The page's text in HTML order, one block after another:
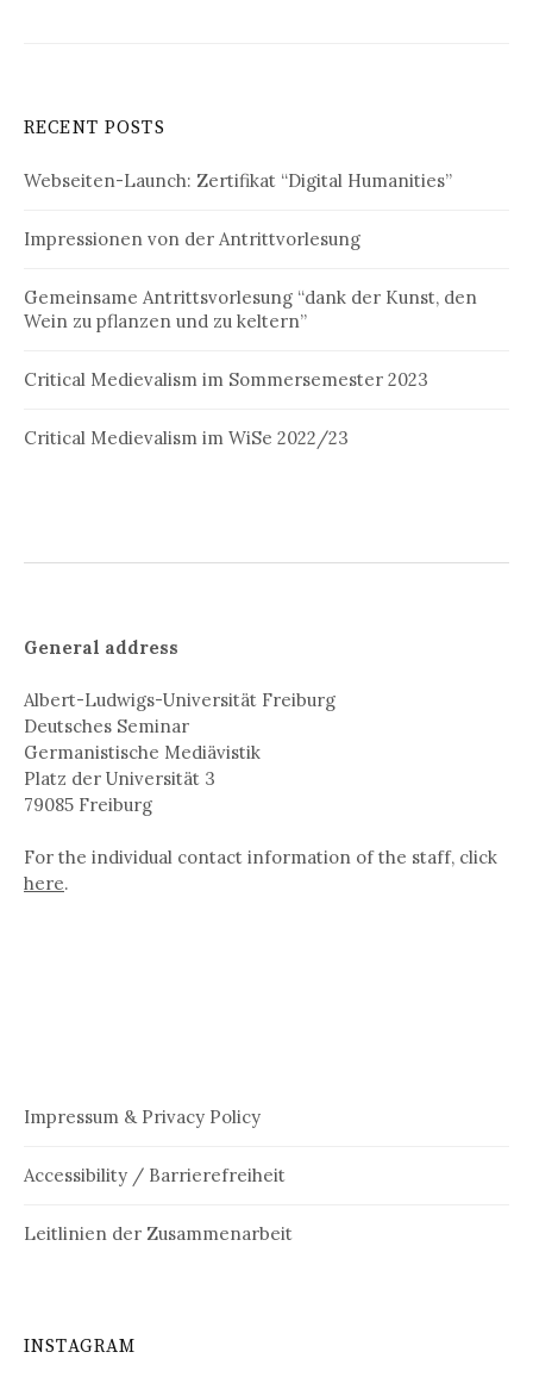
RECENT POSTS
Webseiten-Launch: Zertifikat “Digital Humanities”
Impressionen von der Antrittvorlesung
Gemeinsame Antrittsvorlesung “dank der Kunst, den
Wein zu pflanzen und zu keltern”
Critical Medievalism im Sommersemester 2023
Critical Medievalism im WiSe 2022/23
General address
Albert-Ludwigs-Universität Freiburg
Deutsches Seminar
Germanistische Mediävistik
Platz der Universität 3
79085 Freiburg
For the individual contact information of the staff, click
here.
Impressum & Privacy Policy
Accessibility / Barrierefreiheit
Leitlinien der Zusammenarbeit
INSTAGRAM